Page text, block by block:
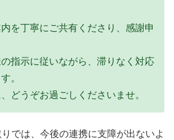
を丁寧にご共有くださり、感謝申
指示に従いながら、滞りなく対応
。
どうぞお過ごしくださいませ。
では、今後の連携に支障が出ないよ